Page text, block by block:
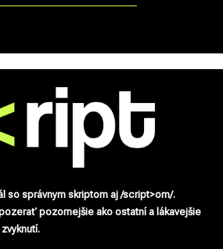
so správnym skriptom aj /script>om/.
pozornejšie ako ostatní a lákavejšie